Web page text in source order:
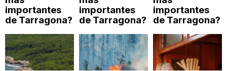
importantes
de Tarragona?
importantes
de Tarragona?
importantes
de Tarragona?